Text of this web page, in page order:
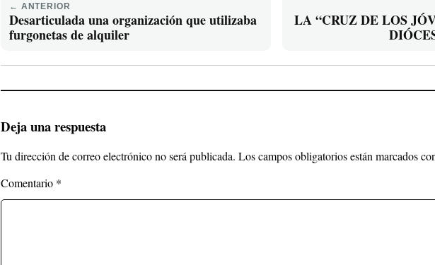
← ANTERIOR
Desarticulada una organización que utilizaba
furgonetas de alquiler
LA “CRUZ DE LOS
Deja una respuesta
Tu dirección de correo electrónico no será publicada. Los campos obligatorios están marcados
Comentario *